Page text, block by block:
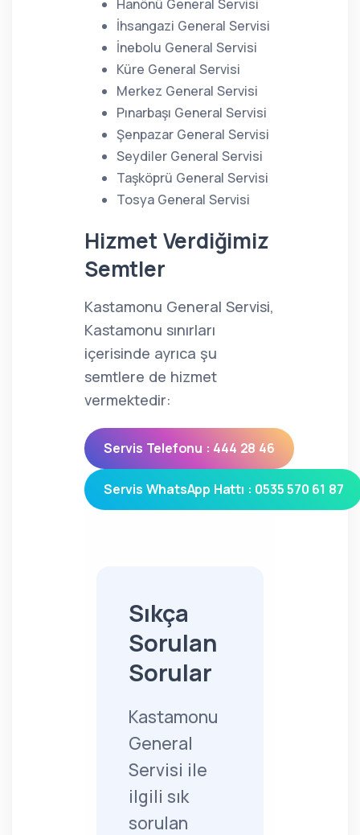
Hanönü General Servisi
İhsangazi General Servisi
İnebolu General Servisi
Küre General Servisi
Merkez General Servisi
Pınarbaşı General Servisi
Şenpazar General Servisi
Seydiler General Servisi
Taşköprü General Servisi
Tosya General Servisi
Hizmet Verdiğimiz
Semtler
Kastamonu General Servisi,
Kastamonu sınırları
içerisinde ayrıca şu
semtlere de hizmet
vermektedir:
Servis Telefonu : 444 28 46
Servis WhatsApp Hattı : 0535 570 61 87
Sıkça
Sorulan
Sorular
Kastamonu
General
Servisi ile
ilgili sık
sorulan